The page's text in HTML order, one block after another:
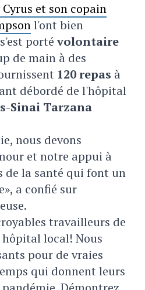
et son copain
l'ont bien
portévolontaire
de main à des
120 repas à
débordé de l'hôpital
Sinai Tarzana
nous devons
et notre appui à
de la santé qui font un
a confié sur
travailleurs de
local! Nous
pour de vraies
qui donnent leurs